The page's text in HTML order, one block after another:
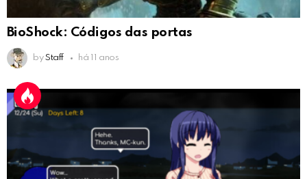
BioShock: Códigos das portas
by Staff há 11 anos